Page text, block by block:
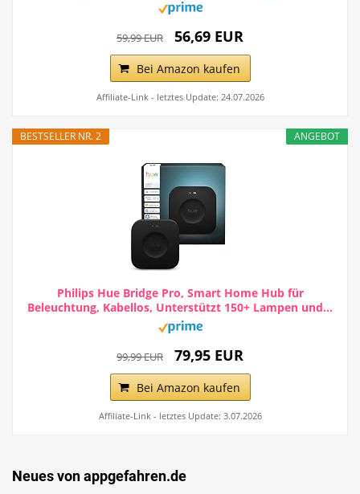
59,99 EUR 56,69 EUR
Bei Amazon kaufen
Affiliate-Link - letztes Update: 24.07.2026
ANGEBOT
BESTSELLER NR. 2
Philips Hue Bridge Pro, Smart Home Hub für
Beleuchtung, Kabellos, Unterstützt 150+ Lampen und...
99,99 EUR 79,95 EUR
Bei Amazon kaufen
Affiliate-Link - letztes Update: 3.07.2026
Neues von appgefahren.de